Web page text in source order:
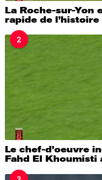
La Roche-sur-Yon
rapide de
2
Le chef-d’oeuvre
Fahd El Khoumisti